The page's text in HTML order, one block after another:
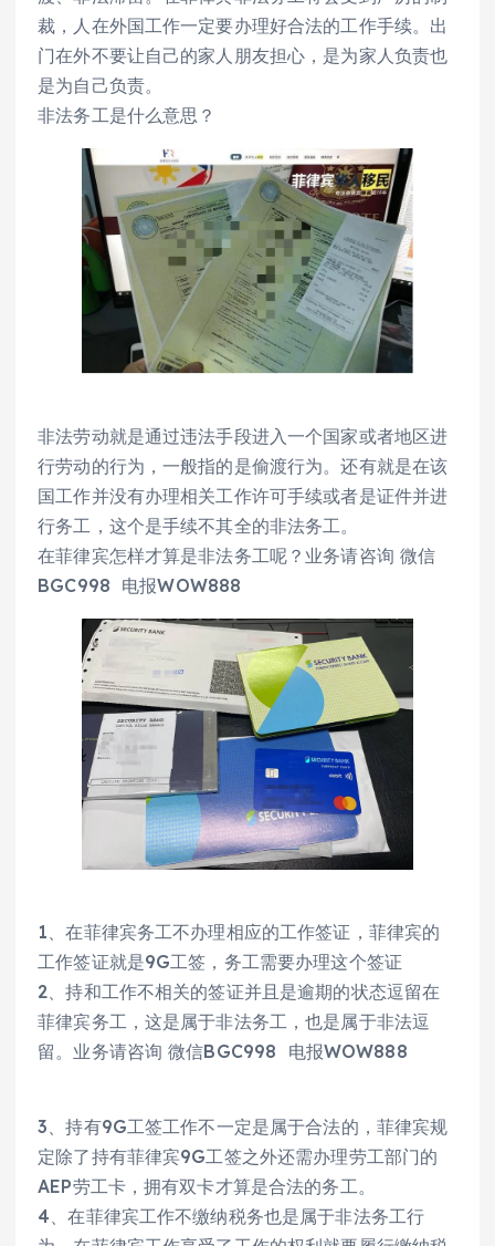
裁，人在外国工作一定要办理好合法的工作手续。出
门在外不要让自己的家人朋友担心，是为家人负责也
是为自己负责。
非法务工是什么意思？
非法劳动就是通过违法手段进入一个国家或者地区进
行劳动的行为，一般指的是偷渡行为。还有就是在该
国工作并没有办理相关工作许可手续或者是证件并进
行务工，这个是手续不其全的非法务工。
在菲律宾怎样才算是非法务工呢？业务请咨询 微信
BGC998 电报WOW888
1、在菲律宾务工不办理相应的工作签证，菲律宾的
工作签证就是9G工签，务工需要办理这个签证
2、持和工作不相关的签证并且是逾期的状态逗留在
菲律宾务工，这是属于非法务工，也是属于非法逗
留。业务请咨询 微信BGC998 电报WOW888
3、持有9G工签工作不一定是属于合法的，菲律宾规
定除了持有菲律宾9G工签之外还需办理劳工部门的
AEP劳工卡，拥有双卡才算是合法的务工。
4、在菲律宾工作不缴纳税务也是属于非法务工行